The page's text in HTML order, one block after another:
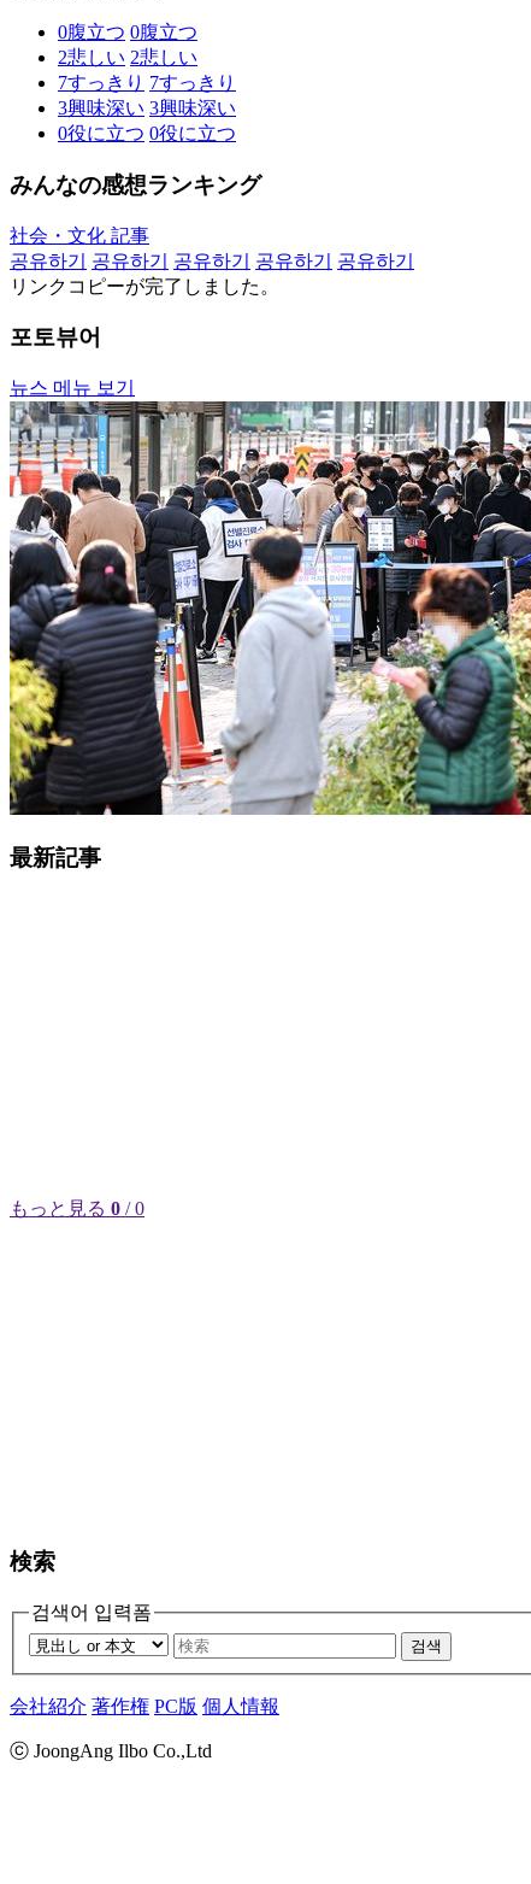
0腹立つ 0腹立つ
2悲しい 2悲しい
7すっきり 7すっきり
3興味深い 3興味深い
0役に立つ 0役に立つ
みんなの感想ランキング
社会・文化 記事
공유하기
공유하기 공유하기 공유하기
공유하기
リンクコピーが完了しました。
포토뷰어
뉴스 메뉴 보기
最新記事
もっと見る 0 / 0
検索
검색어 입력폼
검색
会社紹介 著作権 PC版 個人情報
ⓒ JoongAng Ilbo Co.,Ltd